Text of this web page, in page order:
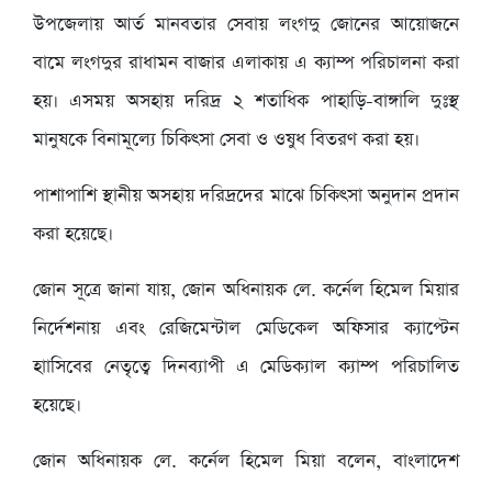
উপজেলায় আর্ত মানবতার সেবায় লংগদু জোনের আয়োজনে
বামে লংগদুর রাধামন বাজার এলাকায় এ ক্যাম্প পরিচালনা করা
হয়। এসময় অসহায় দরিদ্র ২ শতাধিক পাহাড়ি-বাঙ্গালি দুঃস্থ
মানুষকে বিনামূল্যে চিকিৎসা সেবা ও ওষুধ বিতরণ করা হয়।
পাশাপাশি স্থানীয় অসহায় দরিদ্রদের মাঝে চিকিৎসা অনুদান প্রদান
করা হয়েছে।
জোন সূত্রে জানা যায়, জোন অধিনায়ক লে. কর্নেল হিমেল মিয়ার
নির্দেশনায় এবং রেজিমেন্টাল মেডিকেল অফিসার ক্যাপ্টেন
হাাসিবের নেতৃত্বে দিনব্যাপী এ মেডিক্যাল ক্যাম্প পরিচালিত
হয়েছে।
জোন অধিনায়ক লে. কর্নেল হিমেল মিয়া বলেন, বাংলাদেশ